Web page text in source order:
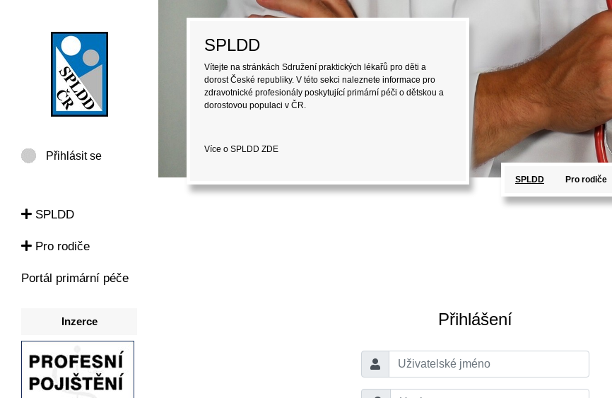
Přihlásit se
SPLDD
Pro rodiče
Portál primární péče
Inzerce
SPLDD
Vítejte na stránkách Sdružení praktických lékařů pro děti a
dorost České republiky. V této sekci naleznete informace pro
zdravotnické profesionály poskytující primární péči o dětskou a
dorostovou populaci v ČR.
Více o SPLDD ZDE
SPLDD Pro rodiče
Přihlášení